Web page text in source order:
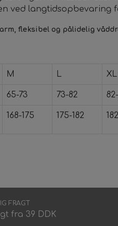
ved langtidsopbevaring
fleksibel og pålidelig
M XL
65-73 73-82
168-175 175-182
FRAGT
fra 39 DDK